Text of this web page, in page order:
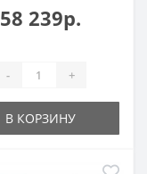
58 239р.
- +
В КОРЗИНУ